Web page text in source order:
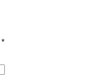
*Erforderlich